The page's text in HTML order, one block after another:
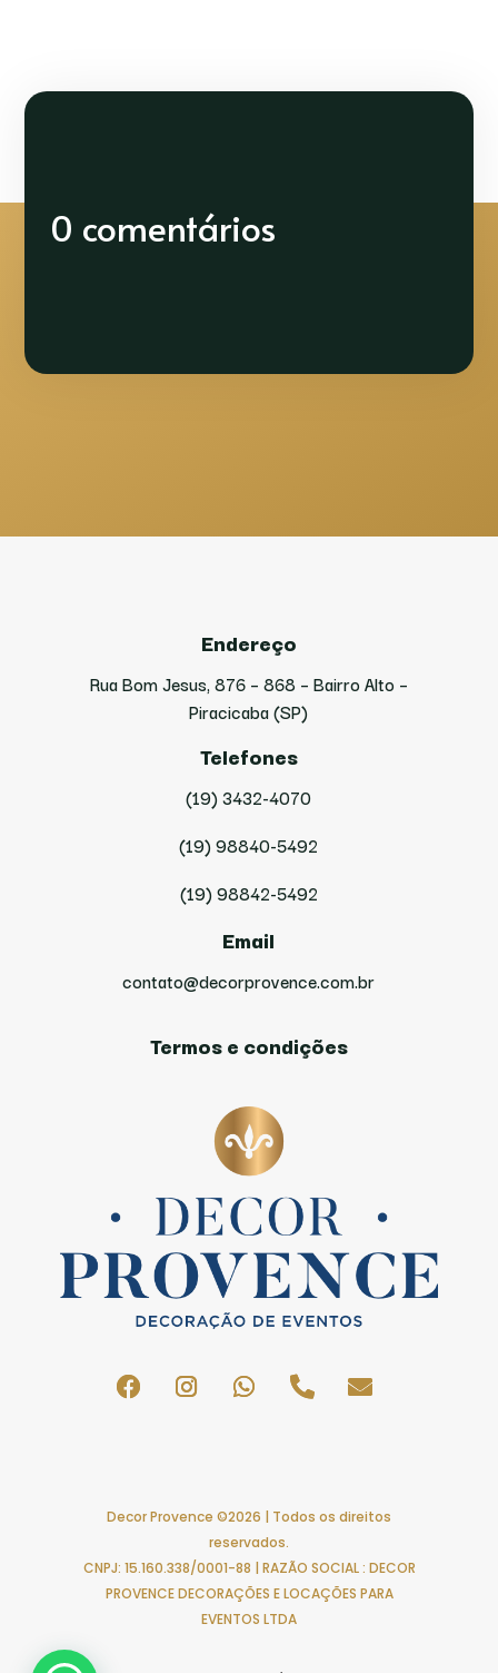
0 comentários
Endereço
Rua Bom Jesus, 876 – 868 – Bairro Alto –
Piracicaba (SP)
Telefones
(19) 3432-4070
(19) 98840-5492
(19) 98842-5492
Email
contato@decorprovence.com.br
Termos e condições
Decor Provence ©2026 | Todos os direitos
reservados.
CNPJ: 15.160.338/0001-88 | RAZÃO SOCIAL : DECOR
PROVENCE DECORAÇÕES E LOCAÇÕES PARA
EVENTOS LTDA